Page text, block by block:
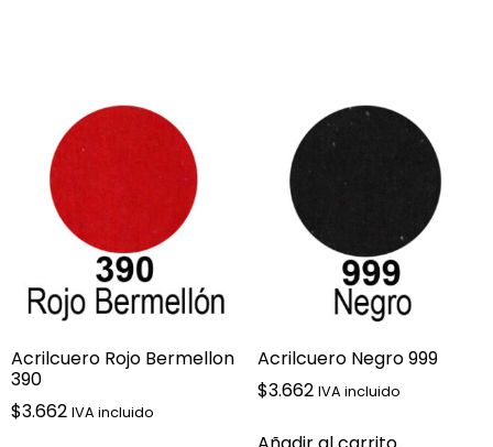
Acrilcuero Rojo Bermellon
390
$3.662 IVA incluido
Acrilcuero Negro 999
$3.662 IVA incluido